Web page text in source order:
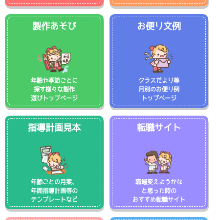
製作あそび
年齢や季節ごとに
探す様々な製作
遊びトップページ
お便り文例
クラスだより等
月別のお便り例
トップページ
指導計画見本
年齢ごとの月案、
年間指導計画等の
テンプレートなど
転職サイト
職場変えようかな
と思った時の
おすすめ転職サイト